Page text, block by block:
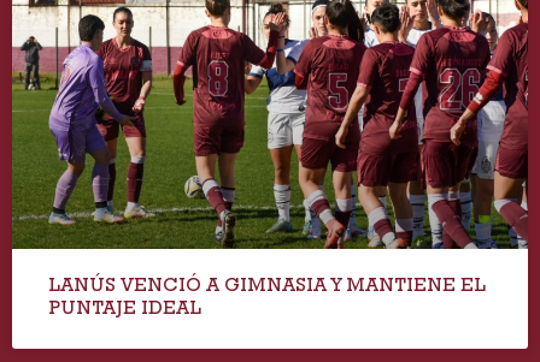
LANÚS VENCIÓ A GIMNASIA Y MANTIENE EL
PUNTAJE IDEAL